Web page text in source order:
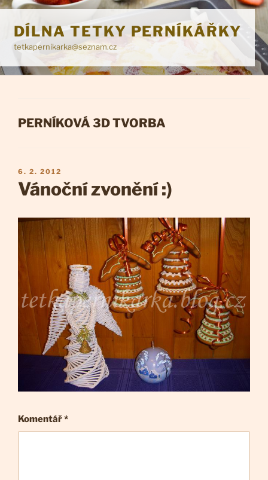
Přejít
obsahu
webu
DÍLNA TETKY PERNÍKÁŘKY
tetkapernikarka@seznam.cz
RUBRIKY
PERNÍKOVÁ 3D TVORBA
PUBLIKOVÁNO
6. 2. 2012
Vánoční zvonění :)
Komentář*